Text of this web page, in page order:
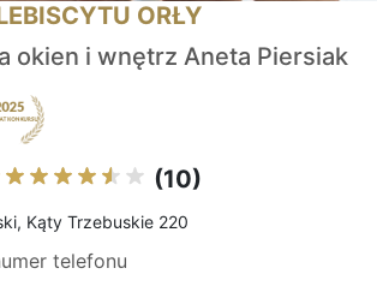
ORŁY
okien i wnętrz Aneta Piersiak
(10)
Kąty Trzebuskie 220
telefonu